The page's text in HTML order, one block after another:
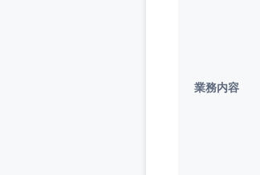
業務内容